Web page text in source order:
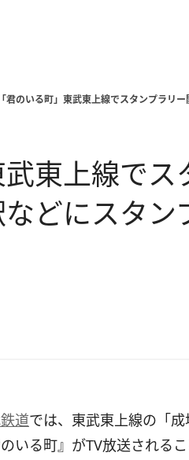
「君のいる町」東武東上線でスタンプラ
武東上線で
どにスタ
道では、東武東上線の「
のいる町』がTV放送される